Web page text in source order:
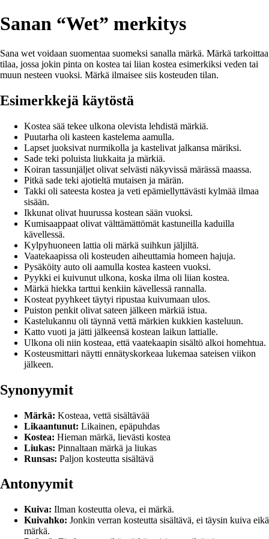
Sanan “Wet” merkitys
Sana wet voidaan suomentaa suomeksi sanalla märkä. Märkä tarkoittaa
tilaa, jossa jokin pinta on kostea tai liian kostea esimerkiksi veden tai
muun nesteen vuoksi. Märkä ilmaisee siis kosteuden tilan.
Esimerkkejä käytöstä
Kostea sää tekee ulkona olevista lehdistä märkiä.
Puutarha oli kasteen kastelema aamulla.
Lapset juoksivat nurmikolla ja kastelivat jalkansa märiksi.
Sade teki poluista liukkaita ja märkiä.
Koiran tassunjäljet olivat selvästi näkyvissä märässä maassa.
Pitkä sade teki ajotieltä mutaisen ja märän.
Takki oli sateesta kostea ja veti epämiellyttävästi kylmää ilmaa
sisään.
Ikkunat olivat huurussa kostean sään vuoksi.
Kumisaappaat olivat välttämättömät kastuneilla kaduilla
kävellessä.
Kylpyhuoneen lattia oli märkä suihkun jäljiltä.
Vaatekaapissa oli kosteuden aiheuttamia homeen hajuja.
Pysäköity auto oli aamulla kostea kasteen vuoksi.
Pyykki ei kuivunut ulkona, koska ilma oli liian kostea.
Märkä hiekka tarttui kenkiin kävellessä rannalla.
Kosteat pyyhkeet täytyi ripustaa kuivumaan ulos.
Puiston penkit olivat sateen jälkeen märkiä istua.
Kastelukannu oli täynnä vettä märkien kukkien kasteluun.
Katto vuoti ja jätti jälkeensä kostean laikun lattialle.
Ulkona oli niin kosteaa, että vaatekaapin sisältö alkoi homehtua.
Kosteusmittari näytti ennätyskorkeaa lukemaa sateisen viikon
jälkeen.
Synonyymit
Märkä: Kosteaa, vettä sisältävää
Likaantunut: Likainen, epäpuhdas
Kostea: Hieman märkä, lievästi kostea
Liukas: Pinnaltaan märkä ja liukas
Runsas: Paljon kosteutta sisältävä
Antonyymit
Kuiva: Ilman kosteutta oleva, ei märkä.
Kuivahko: Jonkin verran kosteutta sisältävä, ei täysin kuiva eikä
märkä.